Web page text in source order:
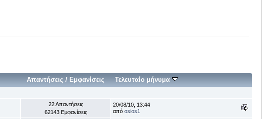
Απαντήσεις / Εμφανίσεις Τελευταίο μήνυμα
22 Απαντήσεις
62143 Εμφανίσεις
20/08/10, 13:44
από osios1